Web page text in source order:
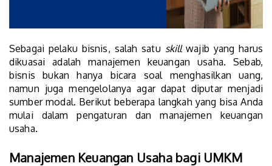
Sebagai pelaku bisnis, salah satu skillwajib yang harus
dikuasai adalah manajemen keuangan usaha. Sebab,
bisnis bukan hanya bicara soal menghasilkan uang,
namun juga mengelolanya agar dapat diputar menjadi
sumber modal. Berikut beberapa langkah yang bisa Anda
mulai dalam pengaturan dan manajemen keuangan
usaha.
Manajemen Keuangan Usaha bagi UMKM